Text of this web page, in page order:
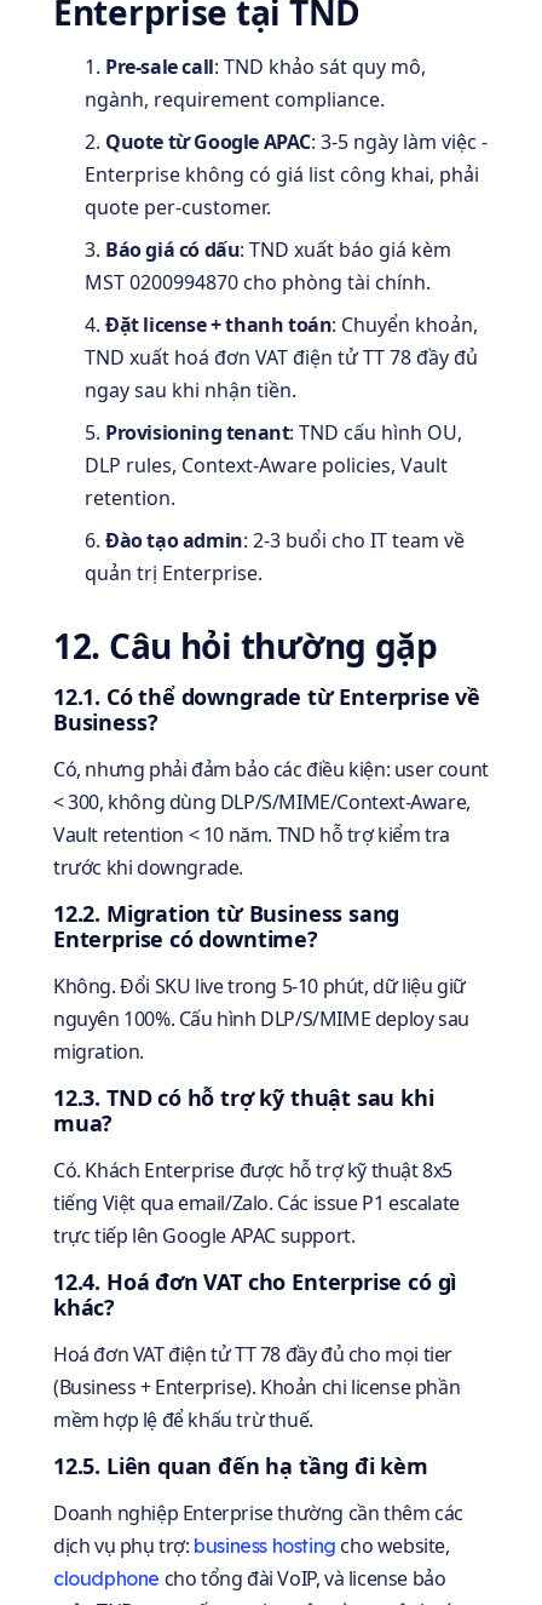
Enterprise tại TND
Pre-sale call: TND khảo sát quy mô,
ngành, requirement compliance.
Quote từ Google APAC: 3-5 ngày làm việc -
Enterprise không có giá list công khai, phải
quote per-customer.
Báo giá có dấu: TND xuất báo giá kèm
MST 0200994870 cho phòng tài chính.
Đặt license + thanh toán: Chuyển khoản,
TND xuất hoá đơn VAT điện tử TT 78 đầy đủ
ngay sau khi nhận tiền.
Provisioning tenant: TND cấu hình OU,
DLP rules, Context-Aware policies, Vault
retention.
Đào tạo admin: 2-3 buổi cho IT team về
quản trị Enterprise.
12. Câu hỏi thường gặp
12.1. Có thể downgrade từ Enterprise về
Business?
Có, nhưng phải đảm bảo các điều kiện: user count
< 300, không dùng DLP/S/MIME/Context-Aware,
Vault retention < 10 năm. TND hỗ trợ kiểm tra
trước khi downgrade.
12.2. Migration từ Business sang
Enterprise có downtime?
Không. Đổi SKU live trong 5-10 phút, dữ liệu giữ
nguyên 100%. Cấu hình DLP/S/MIME deploy sau
migration.
12.3. TND có hỗ trợ kỹ thuật sau khi
mua?
Có. Khách Enterprise được hỗ trợ kỹ thuật 8x5
tiếng Việt qua email/Zalo. Các issue P1 escalate
trực tiếp lên Google APAC support.
12.4. Hoá đơn VAT cho Enterprise có gì
khác?
Hoá đơn VAT điện tử TT 78 đầy đủ cho mọi tier
(Business + Enterprise). Khoản chi license phần
mềm hợp lệ để khấu trừ thuế.
12.5. Liên quan đến hạ tầng đi kèm
Doanh nghiệp Enterprise thường cần thêm các
dịch vụ phụ trợ: business hosting cho website,
cloudphone cho tổng đài VoIP, và license bảo